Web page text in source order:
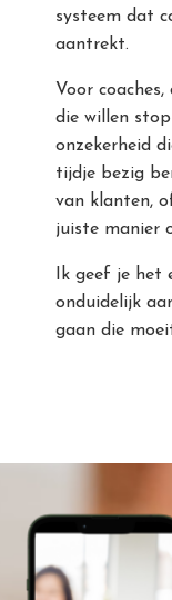
systeem dat
aantrekt.
Voor
die willen
onzekerheid
tijdje bezig
van klanten,
juiste manier
Ik geef je
onduidelijk
gaan die